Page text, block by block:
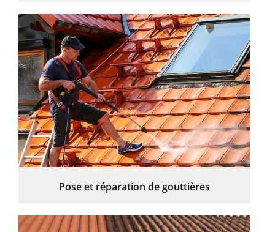
Pose et réparation de gouttières